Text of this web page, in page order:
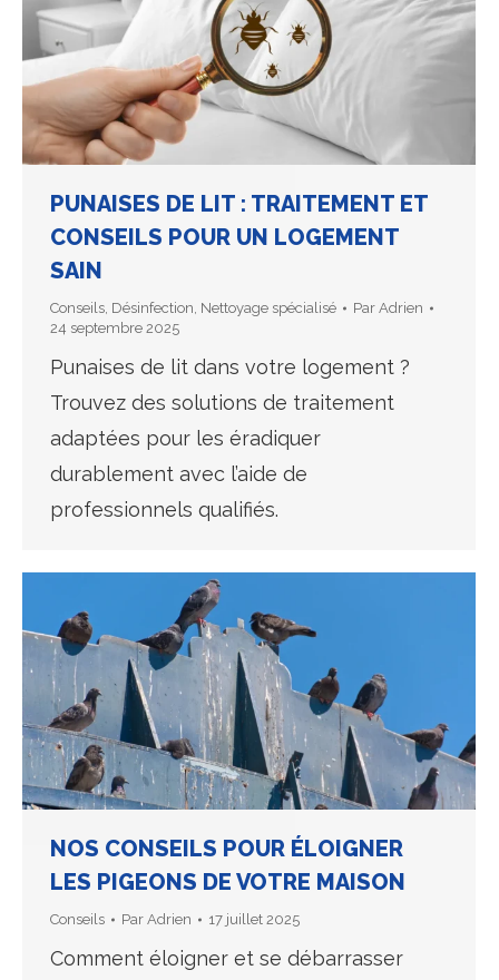
PUNAISES DE LIT : TRAITEMENT ET
CONSEILS POUR UN LOGEMENT
SAIN
Conseils Désinfection Nettoyage spécialisé Par Adrien
24 septembre 2025
Punaises de lit dans votre logement ?
Trouvez des solutions de traitement
adaptées pour les éradiquer
durablement avec l’aide de
professionnels qualifiés.
NOS CONSEILS POUR ÉLOIGNER
LES PIGEONS DE VOTRE MAISON
Conseils Par Adrien 17 juillet 2025
Comment éloigner et se débarrasser